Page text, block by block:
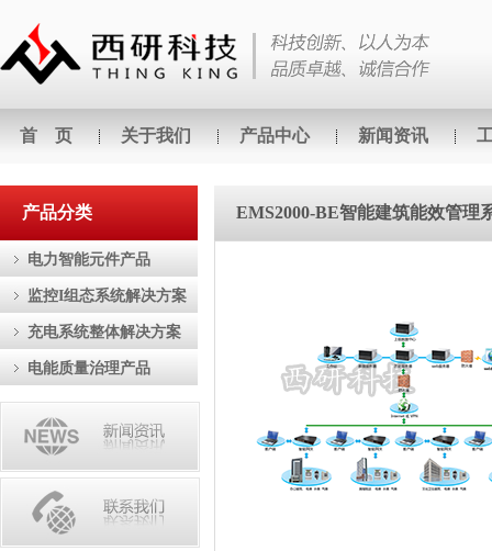
首 页 关于我们 产品中心 新闻资讯
产品分类
电力智能元件产品
监控I组态系统解决方案
充电系统整体解决方案
电能质量治理产品
EMS2000-BE智能建筑能效管